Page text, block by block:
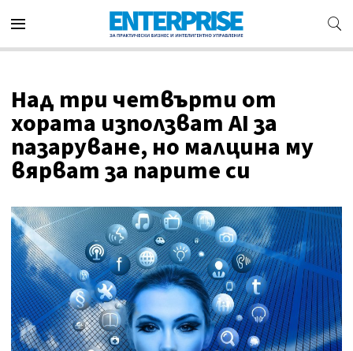
Над три четвърти от
хората използват AI за
пазаруване, но малцина му
вярват за парите си